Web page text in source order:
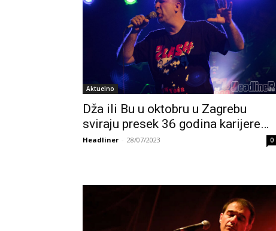
Aktuelno
Dža ili Bu u oktobru u Zagrebu
sviraju presek 36 godina karijere…
Headliner - 28/07/2023 0